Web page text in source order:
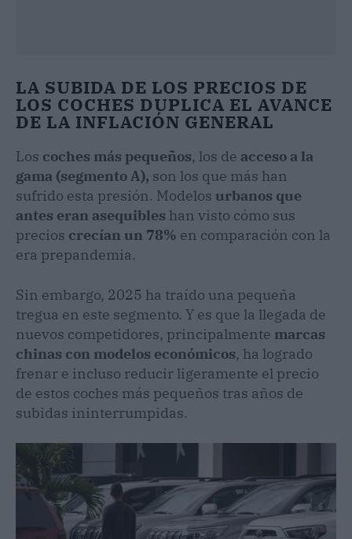
LA SUBIDA DE LOS PRECIOS DE
LOS COCHES DUPLICA EL AVANCE
DE LA INFLACIÓN GENERAL
Los coches más pequeños, los de acceso a la
gama (segmento A), son los que más han
sufrido esta presión. Modelos urbanos que
antes eran asequibles han visto cómo sus
precios crecían un 78% en comparación con la
era prepandemia.
Sin embargo, 2025 ha traído una pequeña
tregua en este segmento. Y es que la llegada de
nuevos competidores, principalmente marcas
chinas con modelos económicos, ha logrado
frenar e incluso reducir ligeramente el precio
de estos coches más pequeños tras años de
subidas ininterrumpidas.